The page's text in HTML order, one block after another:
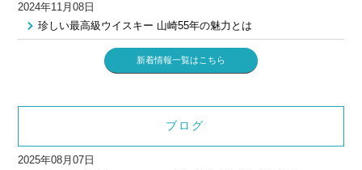
2024年11月08日
珍しい最高級ウイスキー 山崎55年の魅力とは
新着情報一覧はこちら
ブログ
2025年08月07日